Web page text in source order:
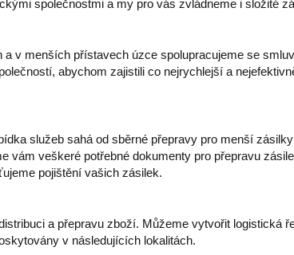
společnostmi a my pro vás zvládneme i složité
v menších přístavech úzce spolupracujeme se
abychom zajistili co nejrychlejší a
služeb sahá od sběrné přepravy pro menší
vám veškeré potřebné dokumenty pro přepravu
pojištění vašich zásilek.
a přepravu zboží. Můžeme vytvořit logistická
v následujících lokalitách.